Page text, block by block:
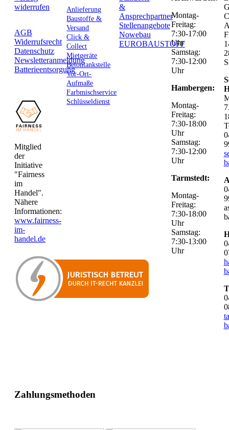
widerrufen
AGB
Widerrufsrecht
Datenschutz
Newsletteranmeldung
Batterieentsorgung
Mitglied
der
Initiative
"Fairness
im
Handel".
Nähere
Informationen:
www.fairness-
im-
handel.de
Anlieferung
Baustoffe &
Versand
Click &
Collect
Mietgeräte
Betontankstelle
Vor-Ort-
Aufmaße
Farbmischservice
Schlüsseldienst
&
Ansprechpartner
Stellenangebote
Nowebau
EUROBAUSTOFF
Montag-
Freitag:
7:30-17:00
Uhr
Samstag:
7:30-12:00
Uhr
Hambergen:
Montag-
Freitag:
7:30-18:00
Uhr
Samstag:
7:30-12:00
Uhr
Tarmstedt:
Montag-
Freitag:
7:30-18:00
Uhr
Samstag:
7:30-13:00
Uhr
Zahlungsmethoden